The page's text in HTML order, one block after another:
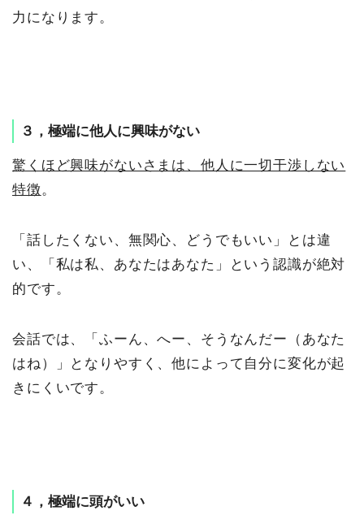
力になります。
３，極端に他人に興味がない
驚くほど興味がないさまは、他人に一切干渉しない
特徴 。
「話したくない、無関心、どうでもいい」とは違
い、「私は私、あなたはあなた」という認識が絶対
的です。
会話では、「ふーん、へー、そうなんだー（あなた
はね）」となりやすく、他によって自分に変化が起
きにくいです。
４，極端に頭がいい